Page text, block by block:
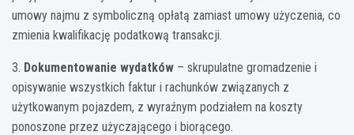
umowy najmu z symboliczną opłatą zamiast umowy użyczenia, co
zmienia kwalifikację podatkową transakcji.
3. Dokumentowanie wydatków – skrupulatne gromadzenie i
opisywanie wszystkich faktur i rachunków związanych z
użytkowanym pojazdem, z wyraźnym podziałem na koszty
ponoszone przez użyczającego i biorącego.